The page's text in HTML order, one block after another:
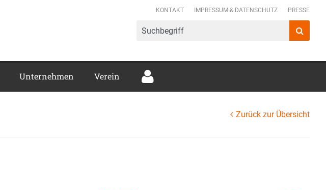
Meckenheimer Verbund e.V.
Unternehmen Verein
KONTAKT IMPRESSUM & DATENSCHUTZ PRESSE
Zurück zur Übersicht